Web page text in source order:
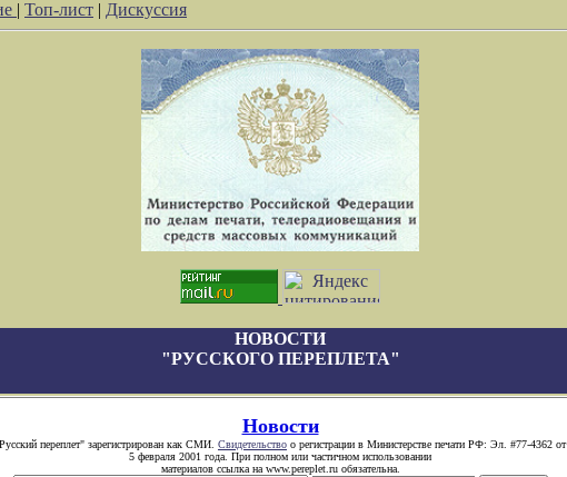
| Топ-лист | Дискуссия
НОВОСТИ
"РУССКОГО ПЕРЕПЛЕТА"
Новости
переплет" зарегистрирован как СМИ. Свидетельство о регистрации в Министерстве печати РФ: Эл. #77-4362 от
5 февраля 2001 года. При полном или частичном использовании
материалов ссылка на www.pereplet.ru обязательна.